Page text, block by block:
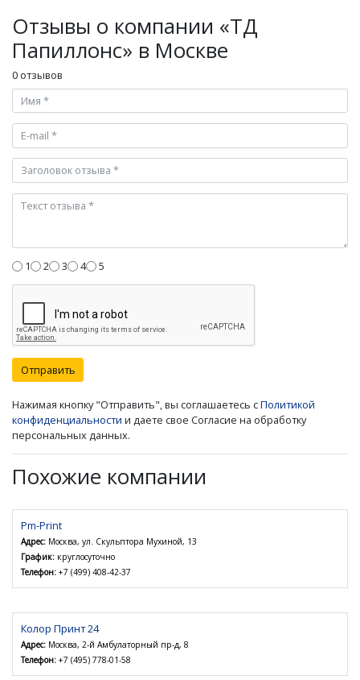
Отзывы о компании «ТД
Папиллонс» в Москве
0 отзывов
1 2 3 4 5
Отправить
Нажимая кнопку "Отправить", вы соглашаетесь сПолитикой
конфиденциальности и даете свое Согласие на обработку
персональных данных.
Похожие компании
Pm-Print
Адрес: Москва, ул. Скульптора Мухиной, 13
График: круглосуточно
Телефон: +7 (499) 408-42-37
Колор Принт 24
Адрес: Москва, 2-й Амбулаторный пр-д, 8
Телефон: +7 (495) 778-01-58